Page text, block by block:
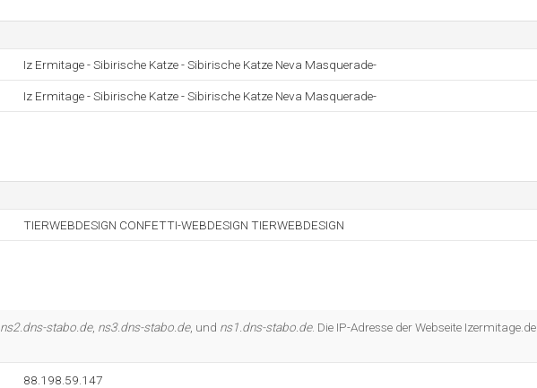
Iz Ermitage - Sibirische Katze - Sibirische Katze Neva Masquerade-
Iz Ermitage - Sibirische Katze - Sibirische Katze Neva Masquerade-
TIERWEBDESIGN CONFETTI-WEBDESIGN TIERWEBDESIGN
ns2.dns-stabo.de, ns3.dns-stabo.de, und ns1.dns-stabo.de. Die IP-Adresse der Webseite Izermitage.de
88.198.59.147